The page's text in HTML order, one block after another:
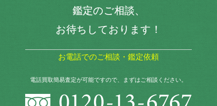
鑑定のご相談、
お待ちしております！
お電話でのご相談・鑑定依頼
電話買取簡易査定が可能ですので、まずはご相談ください。